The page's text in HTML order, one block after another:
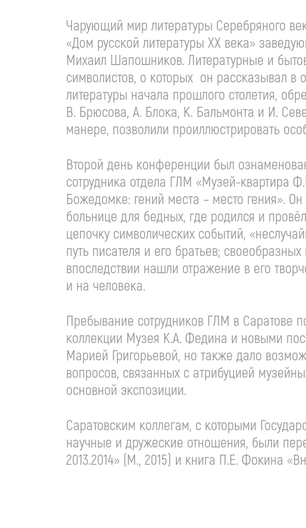
Чарующий мир литературы Серебряного
«Дом русской литературы ХХ века»
Михаил Шапошников. Литературные и
символистов, о которых он рассказывал в
литературы начала прошлого столетия,
В. Брюсова, А. Блока, К. Бальмонта и И.
манере, позволили проиллюстрировать
Второй день конференции был
сотрудника отдела ГЛМ «Музей-квартира
Божедомке: гений места – место гения».
больнице для бедных, где родился и
цепочку символических событий,
путь писателя и его братьев;
впоследствии нашли отражение в его
и на человека.
Пребывание сотрудников ГЛМ в Саратове
коллекции Музея К.А. Федина и новыми
Марией Григорьевой, но также дало
вопросов, связанных с атрибуцией
основной экспозиции.
Саратовским коллегам, с которыми
научные и дружеские отношения, были
2013.2014» (М., 2015) и книга П.Е. Фокина